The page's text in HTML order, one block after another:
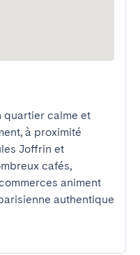
quartier calme et
à proximité
Joffrin et
cafés,
animent
authentique